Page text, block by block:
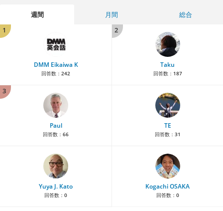
週間 月間
総合
1
DMM Eikaiwa K
回答数： 242
2
Taku
回答数： 187
3
Paul
回答数： 66
TE
回答数： 31
Yuya J. Kato
回答数： 0
Kogachi OSAKA
回答数： 0